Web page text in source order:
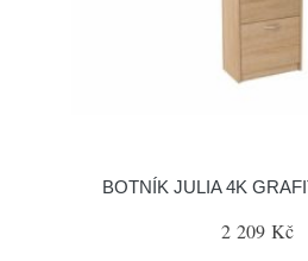
BOTNÍK JULIA 4K
2 209 Kč